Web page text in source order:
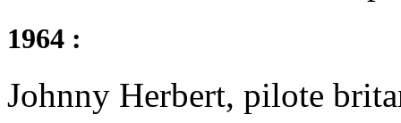
1964 :
Johnny Herbert, pilote